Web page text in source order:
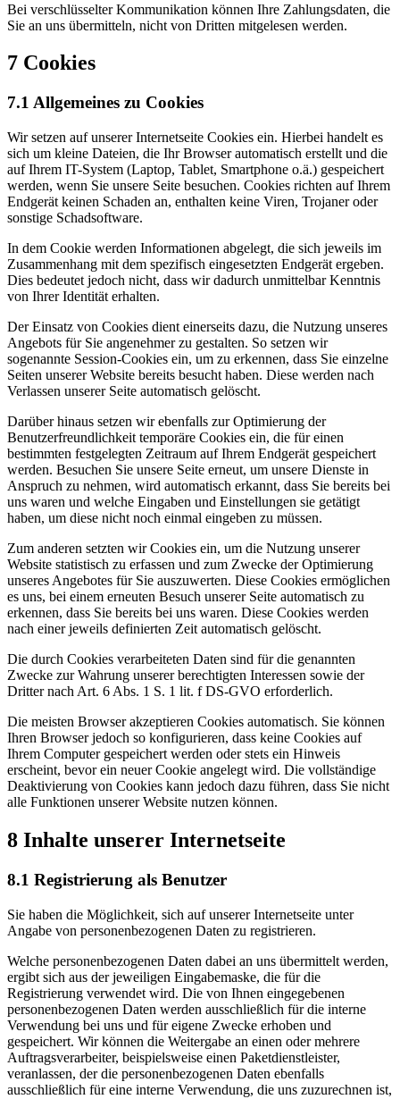
Bei verschlüsselter Kommunikation können Ihre Zahlungsdaten, die
Sie an uns übermitteln, nicht von Dritten mitgelesen werden.
7 Cookies
7.1 Allgemeines zu Cookies
Wir setzen auf unserer Internetseite Cookies ein. Hierbei handelt es
sich um kleine Dateien, die Ihr Browser automatisch erstellt und die
auf Ihrem IT-System (Laptop, Tablet, Smartphone o.ä.) gespeichert
werden, wenn Sie unsere Seite besuchen. Cookies richten auf Ihrem
Endgerät keinen Schaden an, enthalten keine Viren, Trojaner oder
sonstige Schadsoftware.
In dem Cookie werden Informationen abgelegt, die sich jeweils im
Zusammenhang mit dem spezifisch eingesetzten Endgerät ergeben.
Dies bedeutet jedoch nicht, dass wir dadurch unmittelbar Kenntnis
von Ihrer Identität erhalten.
Der Einsatz von Cookies dient einerseits dazu, die Nutzung unseres
Angebots für Sie angenehmer zu gestalten. So setzen wir
sogenannte Session-Cookies ein, um zu erkennen, dass Sie einzelne
Seiten unserer Website bereits besucht haben. Diese werden nach
Verlassen unserer Seite automatisch gelöscht.
Darüber hinaus setzen wir ebenfalls zur Optimierung der
Benutzerfreundlichkeit temporäre Cookies ein, die für einen
bestimmten festgelegten Zeitraum auf Ihrem Endgerät gespeichert
werden. Besuchen Sie unsere Seite erneut, um unsere Dienste in
Anspruch zu nehmen, wird automatisch erkannt, dass Sie bereits bei
uns waren und welche Eingaben und Einstellungen sie getätigt
haben, um diese nicht noch einmal eingeben zu müssen.
Zum anderen setzten wir Cookies ein, um die Nutzung unserer
Website statistisch zu erfassen und zum Zwecke der Optimierung
unseres Angebotes für Sie auszuwerten. Diese Cookies ermöglichen
es uns, bei einem erneuten Besuch unserer Seite automatisch zu
erkennen, dass Sie bereits bei uns waren. Diese Cookies werden
nach einer jeweils definierten Zeit automatisch gelöscht.
Die durch Cookies verarbeiteten Daten sind für die genannten
Zwecke zur Wahrung unserer berechtigten Interessen sowie der
Dritter nach Art. 6 Abs. 1 S. 1 lit. f DS-GVO erforderlich.
Die meisten Browser akzeptieren Cookies automatisch. Sie können
Ihren Browser jedoch so konfigurieren, dass keine Cookies auf
Ihrem Computer gespeichert werden oder stets ein Hinweis
erscheint, bevor ein neuer Cookie angelegt wird. Die vollständige
Deaktivierung von Cookies kann jedoch dazu führen, dass Sie nicht
alle Funktionen unserer Website nutzen können.
8 Inhalte unserer Internetseite
8.1 Registrierung als Benutzer
Sie haben die Möglichkeit, sich auf unserer Internetseite unter
Angabe von personenbezogenen Daten zu registrieren.
Welche personenbezogenen Daten dabei an uns übermittelt werden,
ergibt sich aus der jeweiligen Eingabemaske, die für die
Registrierung verwendet wird. Die von Ihnen eingegebenen
personenbezogenen Daten werden ausschließlich für die interne
Verwendung bei uns und für eigene Zwecke erhoben und
gespeichert. Wir können die Weitergabe an einen oder mehrere
Auftragsverarbeiter, beispielsweise einen Paketdienstleister,
veranlassen, der die personenbezogenen Daten ebenfalls
ausschließlich für eine interne Verwendung, die uns zuzurechnen ist,